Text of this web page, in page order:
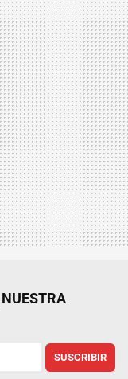
SUSCRIBIR